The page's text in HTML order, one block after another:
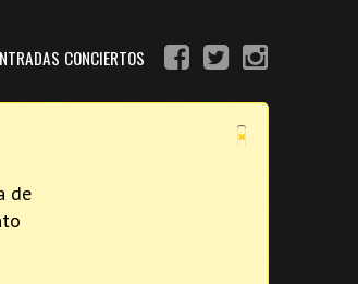
CONCIERTOS
×
de